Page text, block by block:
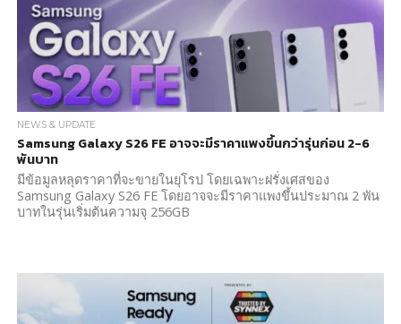
NEWS & UPDATE
Samsung Galaxy S26 FE อาจจะมีราคาแพงขึ้นกว่ารุ่นก่อน 2-6
พันบาท
มีข้อมูลหลุดราคาที่จะขายในยุโรป โดยเฉพาะฝรั่งเศสของ
Samsung Galaxy S26 FE โดยอาจจะมีราคาแพงขึ้นประมาณ 2 พัน
บาทในรุ่นเริ่มต้นความจุ 256GB